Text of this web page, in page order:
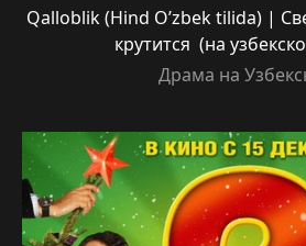
Qalloblik (Hind O’zbek tilida) |
крутится (на
Драма на